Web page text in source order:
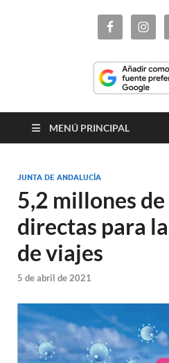
MENÚ PRINCIPAL
JUNTA DE ANDALUCÍA
5,2 millones de
directas para
de viajes
5 de abril de 2021